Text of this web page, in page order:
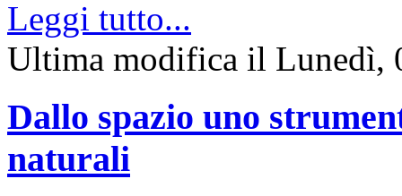
Leggi tutto...
Ultima modifica il Lunedì,
Dallo spazio uno
naturali